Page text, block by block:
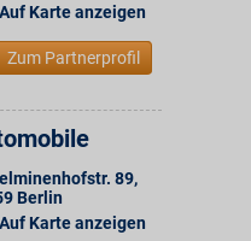
Auf Karte anzeigen
Zum Partnerprofil
89,
Berlin
Auf Karte anzeigen